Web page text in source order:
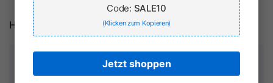
Herstellerinformationen
Zahlung & Sicherheit
Code: SALE10
(Klicken zum Kopieren)
Jetzt shoppen